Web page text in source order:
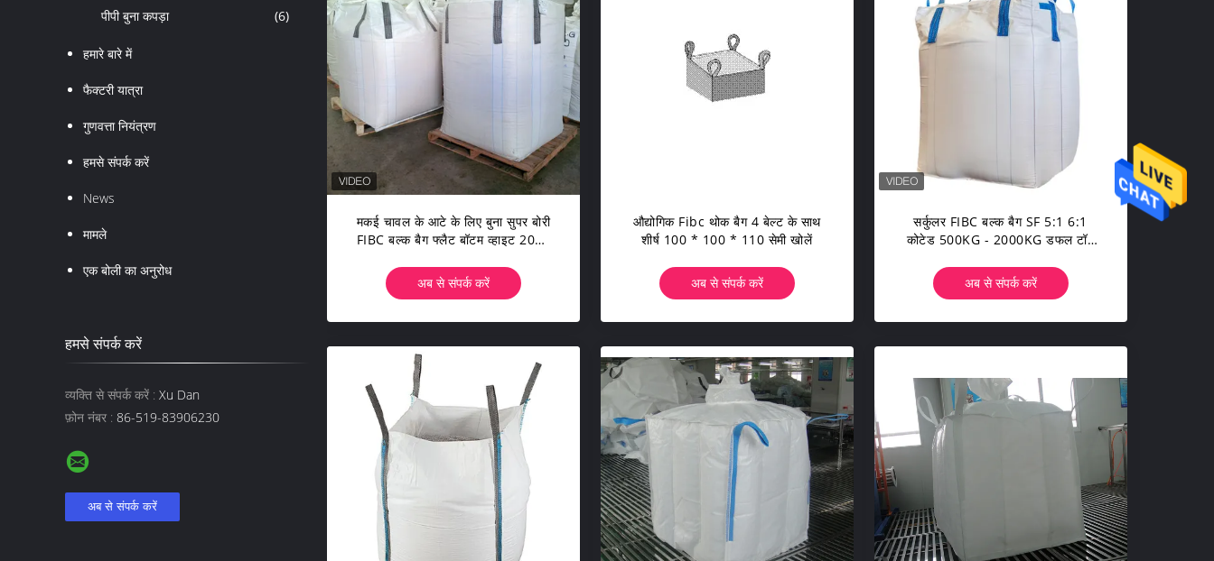
पीपी बुना कपड़ा
(6)
हमारे बारे में
फैक्टरी यात्रा
गुणवत्ता नियंत्रण
हमसे संपर्क करें
News
मामले
एक बोली का अनुरोध
हमसे संपर्क करें
व्यक्ति से संपर्क करें : Xu Dan
फ़ोन नंबर : 86-519-83906230
मकई चावल के आटे के लिए बुना सुपर बोरी
FIBC बल्क बैग फ्लैट बॉटम व्हाइट 2000
अब से संपर्क करें
औद्योगिक Fibc थोक बैग 4 बेल्ट के साथ
शीर्ष 100 * 100 * 110 सेमी खोलें
अब से संपर्क करें
सर्कुलर FIBC बल्क बैग SF 5:1 6:1
कोटेड 500KG - 2000KG डफल टॉप
अब से संपर्क करें